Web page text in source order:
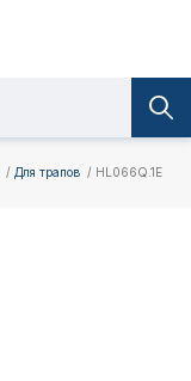
Для трапов HL066Q.1E